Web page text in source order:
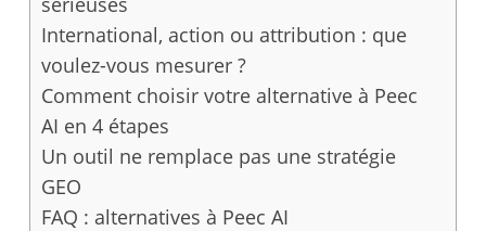
International, action ou attribution : que
voulez-vous mesurer ?
Comment choisir votre alternative à Peec
AI en 4 étapes
Un outil ne remplace pas une stratégie
GEO
FAQ : alternatives à Peec AI